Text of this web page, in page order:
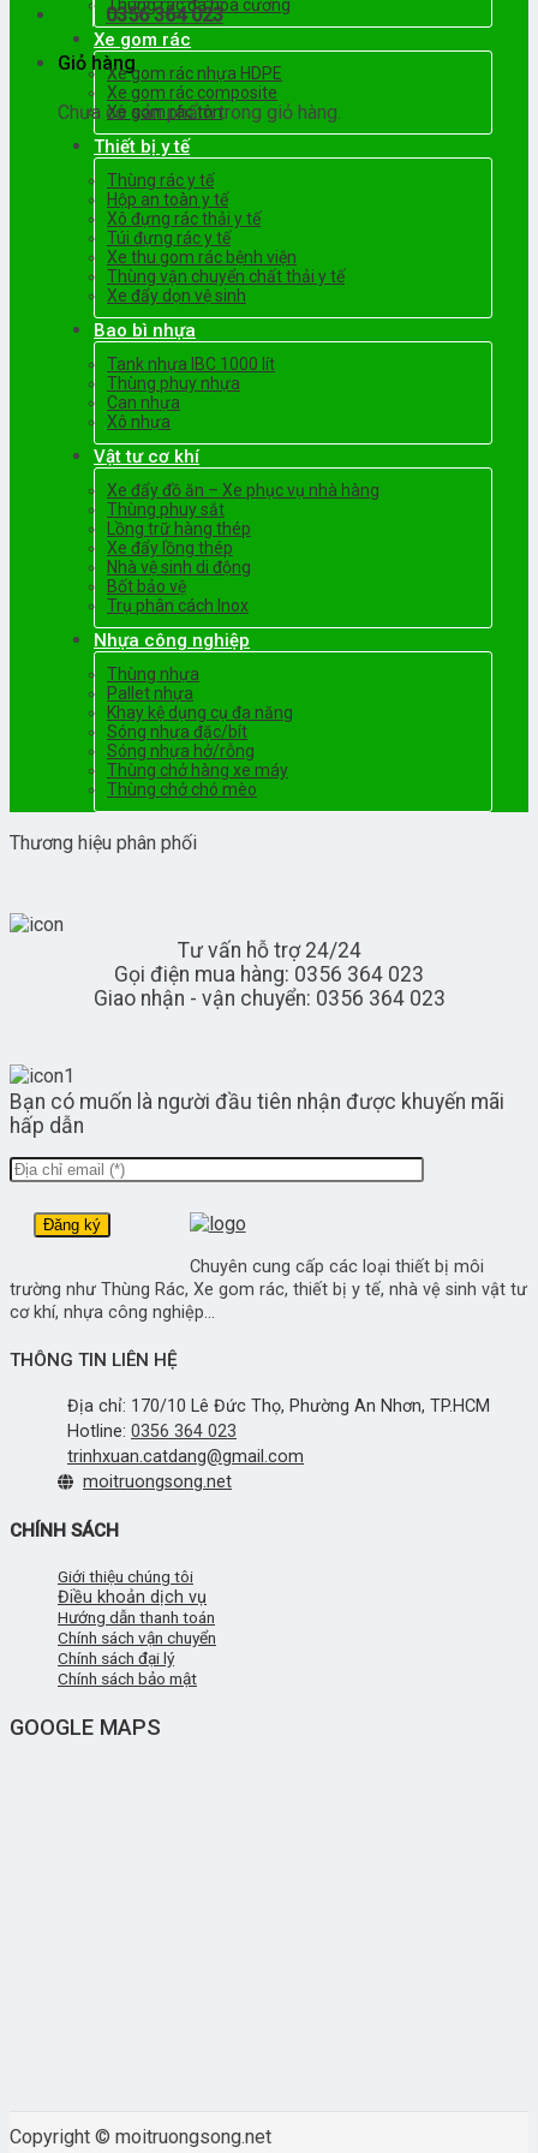
0356 364 023
Giỏ hàng
Chưa có sản phẩm trong giỏ hàng.
Thùng rác đá hoa cương
Xe gom rác
Xe gom rác nhựa HDPE
Xe gom rác composite
Xe gom rác tôn
Thiết bị y tế
Thùng rác y tế
Hộp an toàn y tế
Xô đựng rác thải y tế
Túi đựng rác y tế
Xe thu gom rác bệnh viện
Thùng vận chuyển chất thải y tế
Xe đẩy dọn vệ sinh
Bao bì nhựa
Tank nhựa IBC 1000 lít
Thùng phuy nhựa
Can nhựa
Xô nhựa
Vật tư cơ khí
Xe đẩy đồ ăn – Xe phục vụ nhà hàng
Thùng phuy sắt
Lồng trữ hàng thép
Xe đẩy lồng thép
Nhà vệ sinh di động
Bốt bảo vệ
Trụ phân cách Inox
Nhựa công nghiệp
Thùng nhựa
Pallet nhựa
Khay kệ dụng cụ đa năng
Sóng nhựa đặc/bít
Sóng nhựa hở/rỗng
Thùng chở hàng xe máy
Thùng chở chó mèo
Thương hiệu phân phối
Tư vấn hỗ trợ 24/24
Gọi điện mua hàng: 0356 364 023
Giao nhận - vận chuyển: 0356 364 023
Bạn có muốn là người đầu tiên nhận được khuyến mãi
hấp dẫn
Chuyên cung cấp các loại thiết bị môi
trường như Thùng Rác, Xe gom rác, thiết bị y tế, nhà vệ sinh vật tư
cơ khí, nhựa công nghiệp...
THÔNG TIN LIÊN HỆ
Địa chỉ: 170/10 Lê Đức Thọ, Phường An Nhơn, TP.HCM
Hotline: 0356 364 023
trinhxuan.catdang@gmail.com
moitruongsong.net
CHÍNH SÁCH
Giới thiệu chúng tôi
Điều khoản dịch vụ
Hướng dẫn thanh toán
Chính sách vận chuyển
Chính sách đại lý
Chính sách bảo mật
GOOGLE MAPS
Copyright © moitruongsong.net